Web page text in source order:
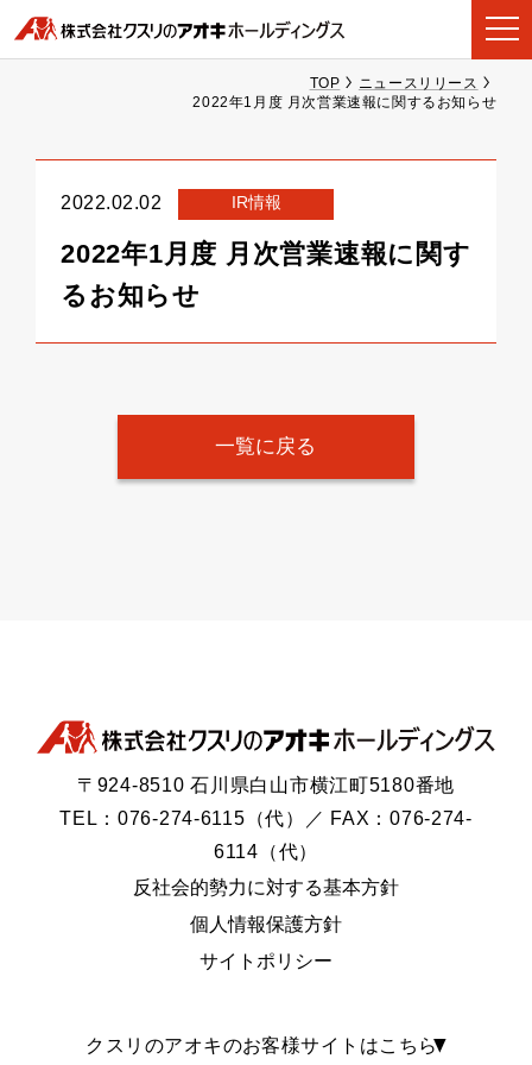
TOP
ニュースリリース
2022年1月度 月次営業速報に関するお知らせ
2022.02.02 IR情報
2022年1月度 月次営業速報に関す
るお知らせ
一覧に戻る
〒924-8510 石川県白山市横江町5180番地
TEL：076-274-6115（代）／ FAX：076-274-
6114（代）
反社会的勢力に対する基本方針
個人情報保護方針
サイトポリシー
クスリのアオキのお客様サイトはこちら